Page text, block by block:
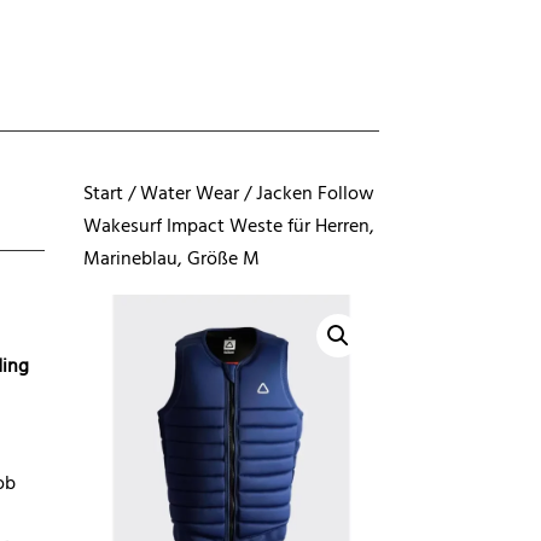
Start/Water Wear/Jacken Follow
Wakesurf Impact Weste für Herren,
Marineblau, Größe M